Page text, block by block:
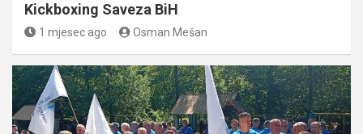
Kickboxing Saveza BiH
1 mjesec ago Osman Mešan